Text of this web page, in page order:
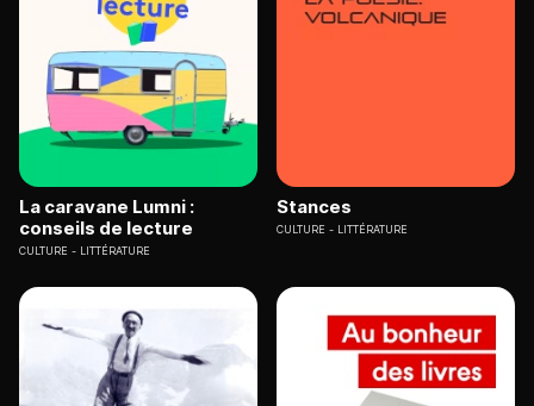
La caravane Lumni :
conseils de lecture
CULTURE LITTÉRATURE
Stances
CULTURE LITTÉRATURE